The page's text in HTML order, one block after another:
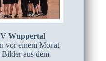
Wuppertal
vor einem Monat
aus dem